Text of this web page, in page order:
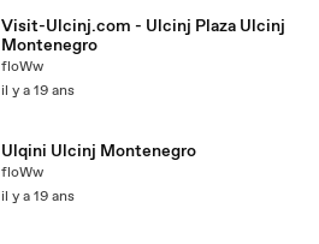
Visit-Ulcinj.com - Ulcinj Plaza Ulcinj
Montenegro
floWw
il y a 19 ans
Ulqini Ulcinj Montenegro
floWw
il y a 19 ans